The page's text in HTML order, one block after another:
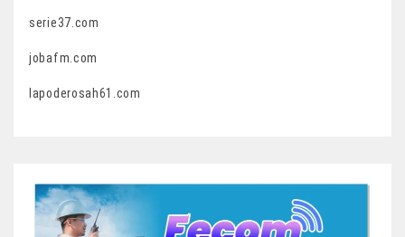
serie37.com
jobafm.com
lapoderosah61.com